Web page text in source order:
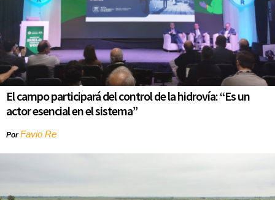
El campo participará del control de la hidrovía: “Es un
actor esencial en el sistema”
PorFavio Re